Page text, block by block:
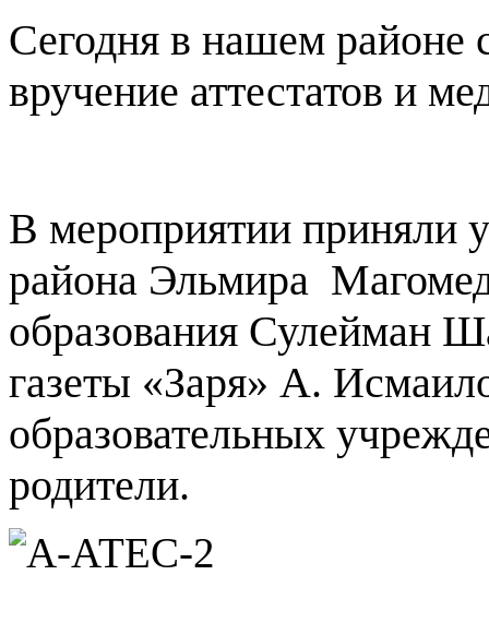
Сегодня в нашем районе
вручение аттестатов и
В мероприятии приняли
района Эльмира
образования Сулейман
газеты «Заря» А.
образовательных
родители.